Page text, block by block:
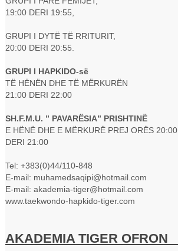
19:00 DERI 19:55,
GRUPI I DYTË TË RRITURIT,
20:00 DERI 20:55.
GRUPI I HAPKIDO-së
TË HËNËN DHE TË MËRKURËN
21:00 DERI 22:00
SH.F.M.U. ” PAVARËSIA” PRISHTINË
E HËNË DHE E MËRKURË PREJ ORËS 20:00
DERI 21:00
Tel: +383(0)44/110-848
E-mail: muhamedsaqipi@hotmail.com
E-mail: akademia-tiger@hotmail.com
www.taekwondo-hapkido-tiger.com
AKADEMIA TIGER OFRON